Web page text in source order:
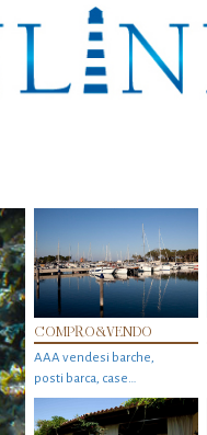
COMPRO&VENDO
AAA vendesi barche,
posti barca, case…